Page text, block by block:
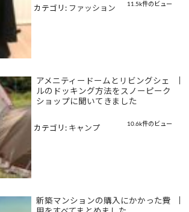
11.5k件のビュー
カテゴリ: ファッション
アメニティードームとリビングシェ
ルのドッキング方法をスノーピーク
ショップに聞いてきました
10.6k件のビュー
カテゴリ: キャンプ
新築マンションの購入にかかった費